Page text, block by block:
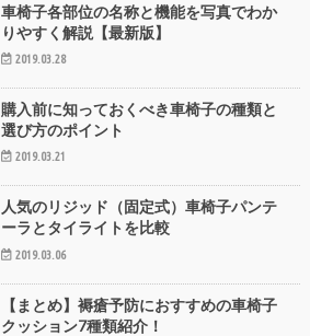
車椅子各部位の名称と機能を写真でわか
りやすく解説【最新版】
2019.03.28
購入前に知っておくべき車椅子の種類と
選び方のポイント
2019.03.21
人気のリジッド（固定式）車椅子パンテ
ーラとタイライトを比較
2019.03.06
【まとめ】褥瘡予防におすすめの車椅子
クッション7種類紹介！